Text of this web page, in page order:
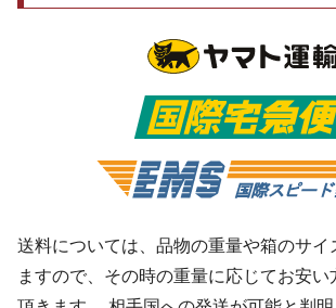
送料については、品物の重量や箱のサイ
ますので、その時の重量に応じてお安い